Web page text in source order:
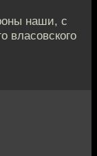
наши, с
власовского